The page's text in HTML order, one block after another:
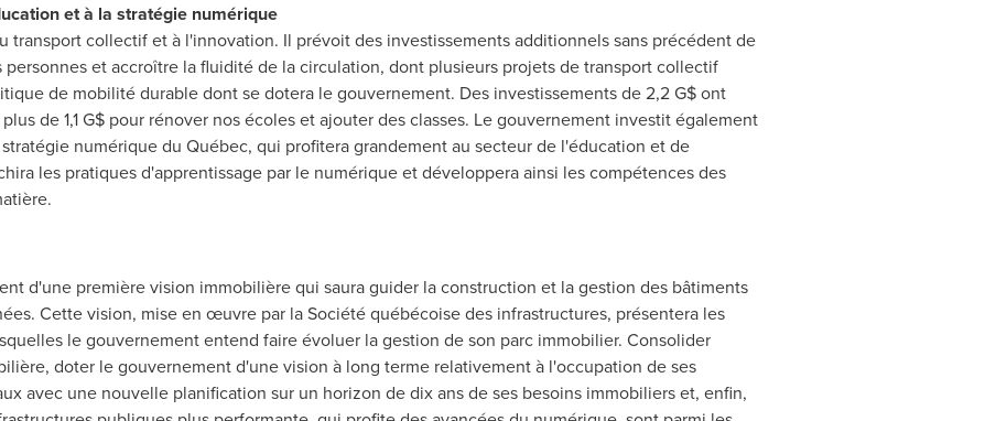
et à la stratégie numérique
transport collectif et à l'innovation. Il prévoit des investissements additionnels sans précédent de
et accroître la fluidité de la circulation, dont plusieurs projets de transport collectif
de mobilité durable dont se dotera le gouvernement. Des investissements de 2,2 G$ ont
de 1,1 G$ pour rénover nos écoles et ajouter des classes. Le gouvernement investit également
numérique du Québec, qui profitera grandement au secteur de l'éducation et de
les pratiques d'apprentissage par le numérique et développera ainsi les compétences des
d'une première vision immobilière qui saura guider la construction et la gestion des bâtiments
Cette vision, mise en œuvre par la Société québécoise des infrastructures, présentera les
le gouvernement entend faire évoluer la gestion de son parc immobilier. Consolider
doter le gouvernement d'une vision à long terme relativement à l'occupation de ses
avec une nouvelle planification sur un horizon de dix ans de ses besoins immobiliers et, enfin,